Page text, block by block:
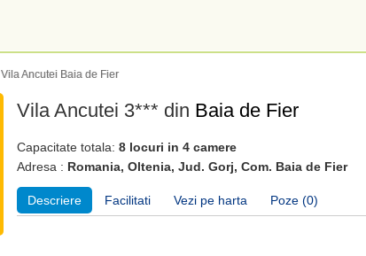
Vila Ancutei Baia de Fier
Vila Ancutei 3*** din Baia de Fier
Capacitate totala: 8 locuri in 4 camere
Adresa : Romania, Oltenia, Jud. Gorj, Com. Baia de Fier
Descriere Facilitati Vezi pe harta Poze (0)